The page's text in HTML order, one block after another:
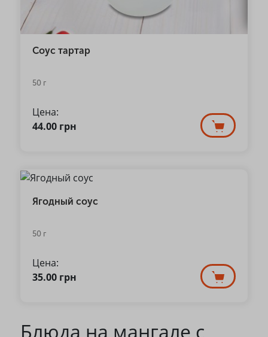
Соус тартар
50 г
Цена:
44.00 грн
Ягодный соус
50 г
Цена:
35.00 грн
Блюда на мангале с